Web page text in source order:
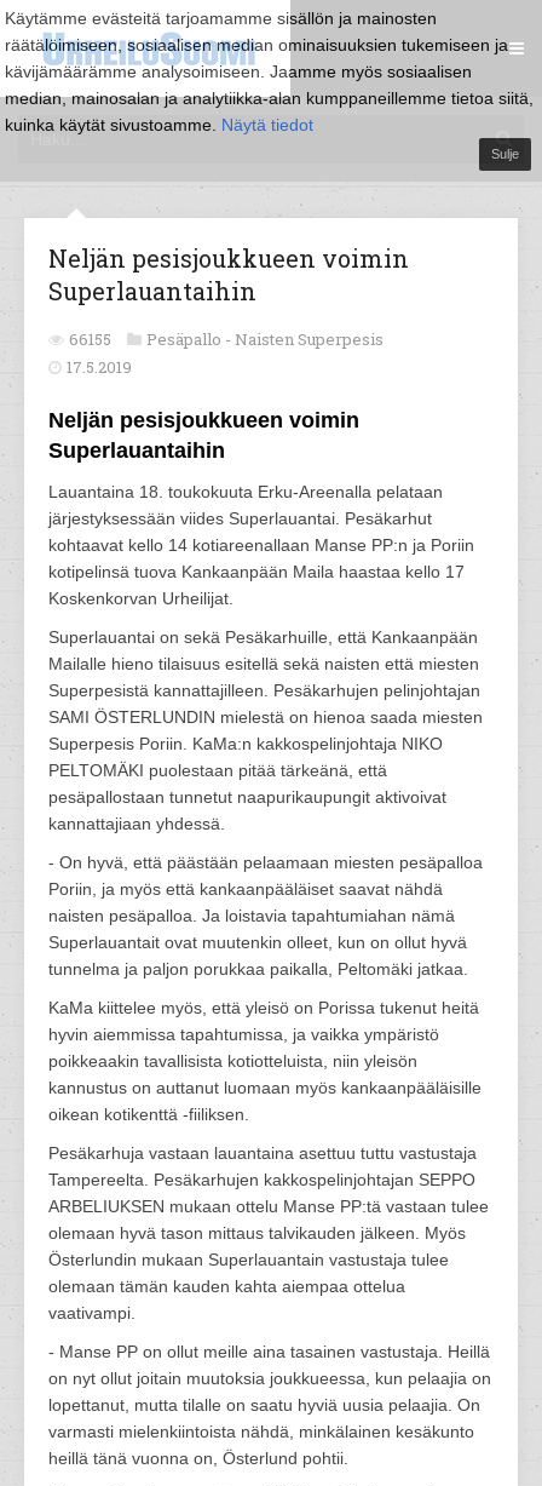
Käytämme evästeitä tarjoamamme sisällön ja mainosten
räätälöimiseen, sosiaalisen median ominaisuuksien tukemiseen ja
kävijämäärämme analysoimiseen. Jaamme myös sosiaalisen
median, mainosalan ja analytiikka-alan kumppaneillemme tietoa siitä,
kuinka käytät sivustoamme. Näytä tiedot
Sulje
Neljän pesisjoukkueen voimin
Superlauantaihin
66155 Pesäpallo - Naisten Superpesis
17.5.2019
Neljän pesisjoukkueen voimin
Superlauantaihin
Lauantaina 18. toukokuuta Erku-Areenalla pelataan
järjestyksessään viides Superlauantai. Pesäkarhut
kohtaavat kello 14 kotiareenallaan Manse PP:n ja Poriin
kotipelinsä tuova Kankaanpään Maila haastaa kello 17
Koskenkorvan Urheilijat.
Superlauantai on sekä Pesäkarhuille, että Kankaanpään
Mailalle hieno tilaisuus esitellä sekä naisten että miesten
Superpesistä kannattajilleen. Pesäkarhujen pelinjohtajan
SAMI ÖSTERLUNDIN mielestä on hienoa saada miesten
Superpesis Poriin. KaMa:n kakkospelinjohtaja NIKO
PELTOMÄKI puolestaan pitää tärkeänä, että
pesäpallostaan tunnetut naapurikaupungit aktivoivat
kannattajiaan yhdessä.
- On hyvä, että päästään pelaamaan miesten pesäpalloa
Poriin, ja myös että kankaanpääläiset saavat nähdä
naisten pesäpalloa. Ja loistavia tapahtumiahan nämä
Superlauantait ovat muutenkin olleet, kun on ollut hyvä
tunnelma ja paljon porukkaa paikalla, Peltomäki jatkaa.
KaMa kiittelee myös, että yleisö on Porissa tukenut heitä
hyvin aiemmissa tapahtumissa, ja vaikka ympäristö
poikkeaakin tavallisista kotiotteluista, niin yleisön
kannustus on auttanut luomaan myös kankaanpääläisille
oikean kotikenttä -fiiliksen.
Pesäkarhuja vastaan lauantaina asettuu tuttu vastustaja
Tampereelta. Pesäkarhujen kakkospelinjohtajan SEPPO
ARBELIUKSEN mukaan ottelu Manse PP:tä vastaan tulee
olemaan hyvä tason mittaus talvikauden jälkeen. Myös
Österlundin mukaan Superlauantain vastustaja tulee
olemaan tämän kauden kahta aiempaa ottelua
vaativampi.
- Manse PP on ollut meille aina tasainen vastustaja. Heillä
on nyt ollut joitain muutoksia joukkueessa, kun pelaajia on
lopettanut, mutta tilalle on saatu hyviä uusia pelaajia. On
varmasti mielenkiintoista nähdä, minkälainen kesäkunto
heillä tänä vuonna on, Österlund pohtii.